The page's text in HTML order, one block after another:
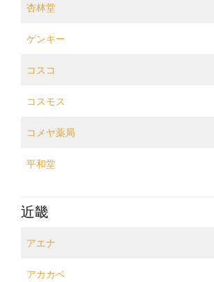
杏林堂
ゲンキー
コスコ
コスモス
コメヤ薬局
平和堂
近畿
アエナ
アカカベ